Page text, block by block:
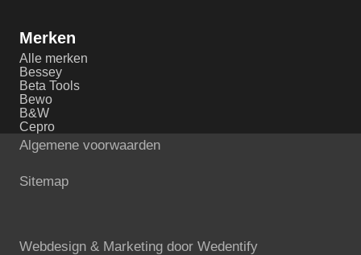
Merken
Alle merken
Bessey
Beta Tools
Bewo
B&W
Cepro
Algemene voorwaarden
Sitemap
Webdesign & Marketing door Wedentify